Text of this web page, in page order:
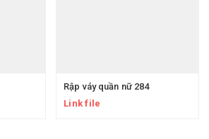
Rập váy quần nữ 284
Link file